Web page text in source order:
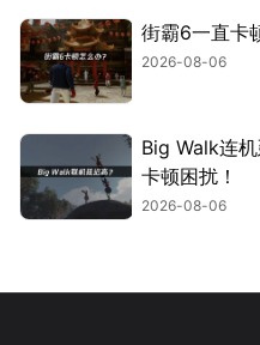
街霸6一直卡
2026-08-06
Big Walk连
卡顿困扰！
2026-08-06